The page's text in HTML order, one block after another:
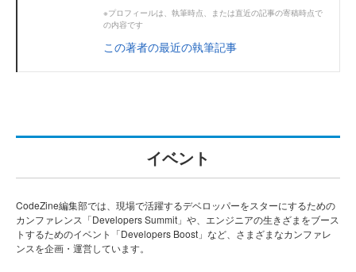
※プロフィールは、執筆時点、または直近の記事の寄稿時点で
の内容です
この著者の最近の執筆記事
イベント
CodeZine編集部では、現場で活躍するデベロッパーをスターにするための
カンファレンス「Developers Summit」や、エンジニアの生きざまをブース
トするためのイベント「Developers Boost」など、さまざまなカンファレ
ンスを企画・運営しています。